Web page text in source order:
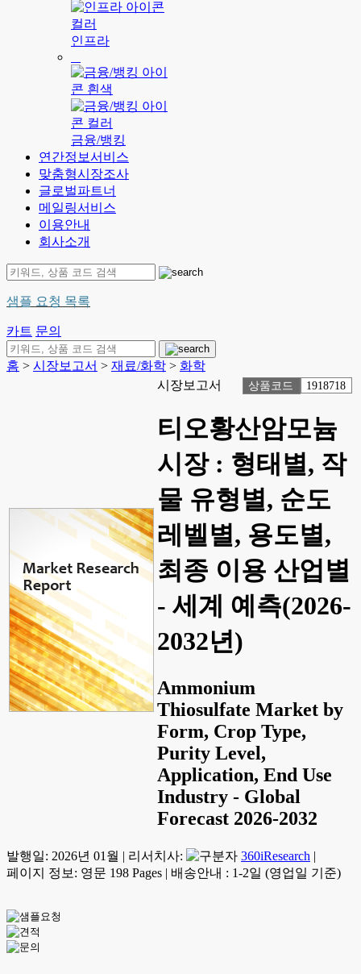
인프라
금융/뱅킹
연간정보서비스
맞춤형시장조사
글로벌파트너
메일링서비스
이용안내
회사소개
샘플 요청 목록
카트 문의
홈 > 시장보고서 > 재료/화학 > 화학
시장보고서
상품코드 1918718
티오황산암모늄
시장 : 형태별, 작
물 유형별, 순도
레벨별, 용도별,
최종 이용 산업별
- 세계 예측(2026-
2032년)
Ammonium
Thiosulfate Market by
Form, Crop Type,
Purity Level,
Application, End Use
Industry - Global
Forecast 2026-2032
발행일: 2026년 01월 | 리서치사: 360iResearch |
페이지 정보: 영문 198 Pages | 배송안내 : 1-2일 (영업일 기준)